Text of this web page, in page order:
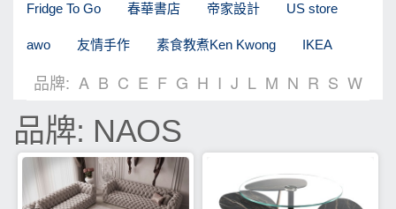
Fridge To Go 春華書店 帝家設計 US store
awo 友情手作 素食教煮Ken Kwong IKEA
品牌: A B C E F G H I J L M N R S W
品牌: NAOS